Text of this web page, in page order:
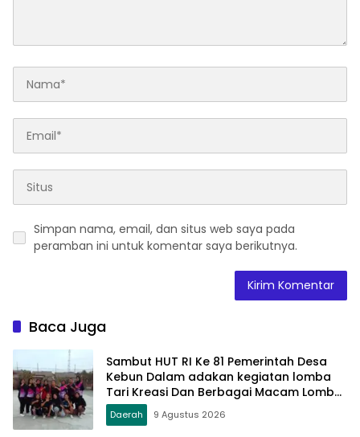
Simpan nama, email, dan situs web saya pada
peramban ini untuk komentar saya berikutnya.
Baca Juga
Sambut HUT RI Ke 81 Pemerintah Desa
Kebun Dalam adakan kegiatan lomba
Tari Kreasi Dan Berbagai Macam Lomba
Lainnya
Daerah 9 Agustus 2026